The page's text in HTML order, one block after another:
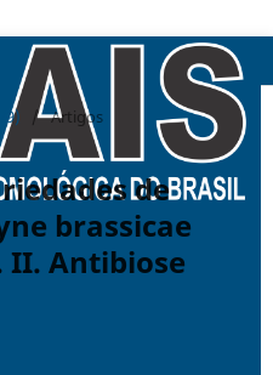
/ Artigos
de
brassicae
II. Antibiose